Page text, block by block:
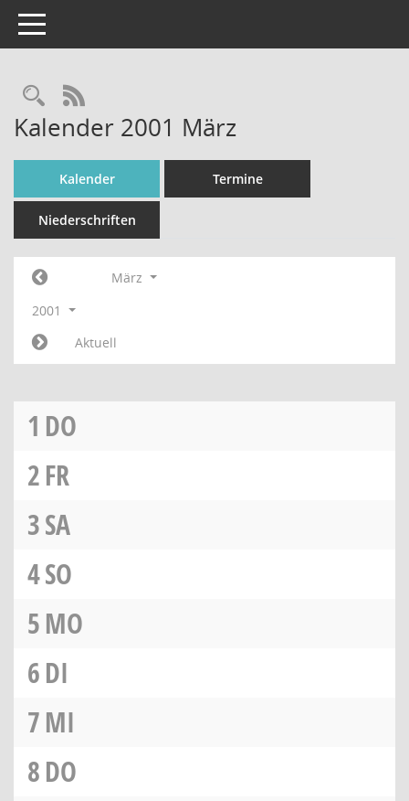
Toggle navigation
Rechercheauswahl
RSS-Feed
Kalender 2001 März
Kalender Termine
Niederschriften
März
2001
Aktuell
1 DO
2FR
3SA
4SO
5MO
6DI
7MI
8DO